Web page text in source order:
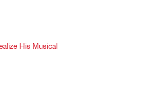
His Musical